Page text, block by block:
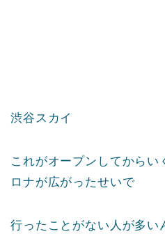
渋谷スカイ
これがオープンしてからい
ロナが広がったせいで
行ったことがない人が多い